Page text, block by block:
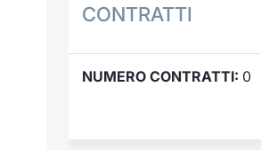
CONTRATTI
NUMERO CONTRATTI: 0